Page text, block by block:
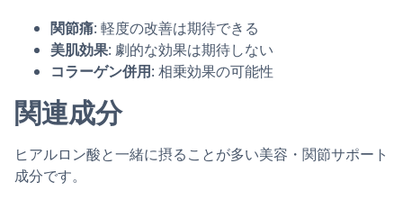
関節痛: 軽度の改善は期待できる
美肌効果: 劇的な効果は期待しない
コラーゲン併用: 相乗効果の可能性
関連成分
ヒアルロン酸と一緒に摂ることが多い美容・関節サポート
成分です。